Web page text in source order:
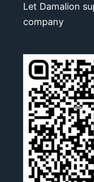
Let Damalion
company